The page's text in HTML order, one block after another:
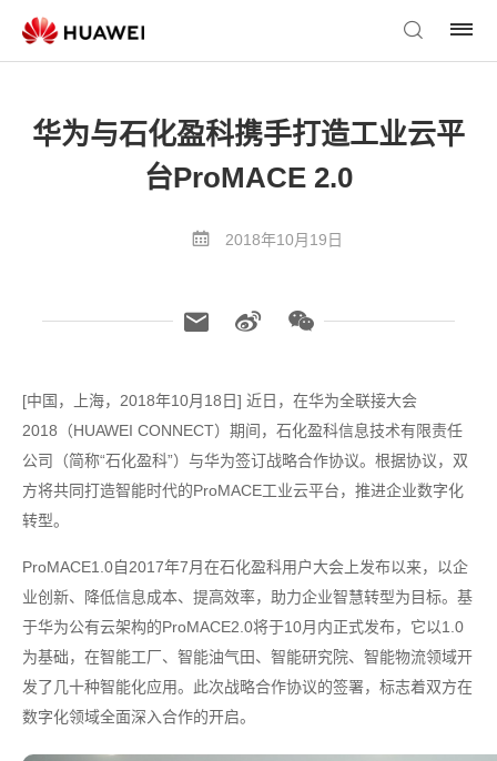
华为与石化盈科携手打造工业云平
台ProMACE 2.0
2018年10月19日
[中国，上海，2018年10月18日] 近日，在华为全联接大会
2018（HUAWEI CONNECT）期间，石化盈科信息技术有限责任
公司（简称“石化盈科”）与华为签订战略合作协议。根据协议，双
方将共同打造智能时代的ProMACE工业云平台，推进企业数字化
转型。
ProMACE1.0自2017年7月在石化盈科用户大会上发布以来，以企
业创新、降低信息成本、提高效率，助力企业智慧转型为目标。基
于华为公有云架构的ProMACE2.0将于10月内正式发布，它以1.0
为基础，在智能工厂、智能油气田、智能研究院、智能物流领域开
发了几十种智能化应用。此次战略合作协议的签署，标志着双方在
数字化领域全面深入合作的开启。